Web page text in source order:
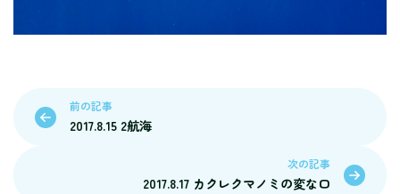
前の記事
2017.8.15 2航海
次の記事
2017.8.17 カクレクマノミの変な口